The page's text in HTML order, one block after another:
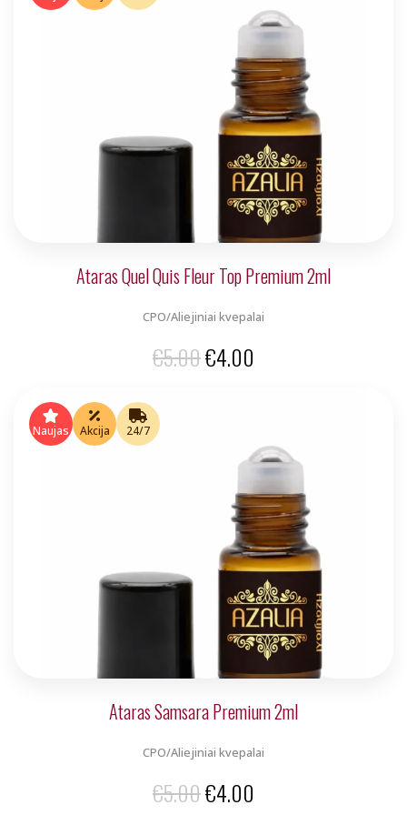
Ataras Quel Quis Fleur Top Premium 2ml
CPO/Aliejiniai kvepalai
€5.00Original
€5.00.
€4.00
€4.00.
Naujas Akcija 24/7
Ataras Samsara Premium 2ml
CPO/Aliejiniai kvepalai
€5.00Original
€4.00